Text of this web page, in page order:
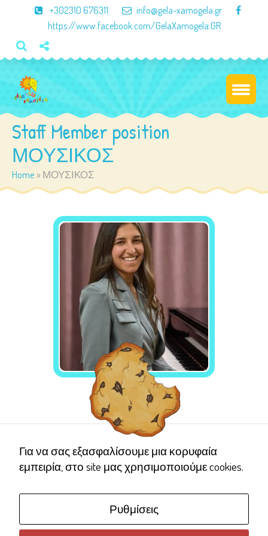
+302310 676311
info@gela-xamogela.gr
https://www.facebook.com/GelaXamogela.GR
Staff Member position
ΜΟΥΣΙΚΟΣ
Home » ΜΟΥΣΙΚΟΣ
ΘΕΚΛΑ
ΜΟΥΣΙΚΟΣ
Για να σας εξασφαλίσουμε μια κορυφαία
εμπειρία, στο site μας χρησιμοποιούμε cookies.
Ρυθμίσεις
Necessary
These
cookies are
not
optional.
They are
needed for
to function.
In order for
us to